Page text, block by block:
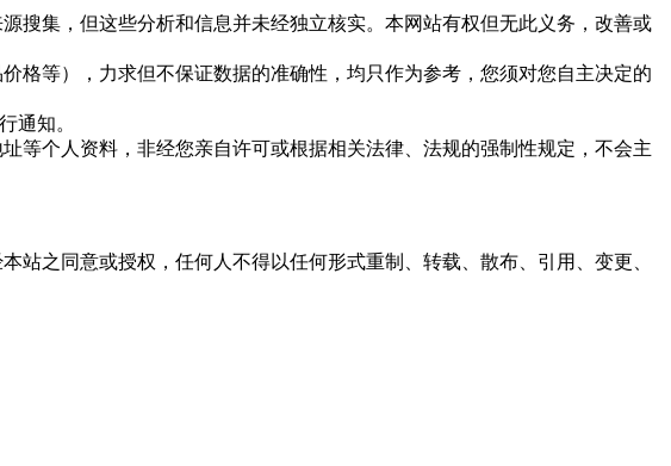
搜集，但这些分析和信息并未经独立核实。本网站有权但无此义务，改善或
格等），力求但不保证数据的准确性，均只作为参考，您须对您自主决定的
通知。
等个人资料，非经您亲自许可或根据相关法律、法规的强制性规定，不会主
站之同意或授权，任何人不得以任何形式重制、转载、散布、引用、变更、